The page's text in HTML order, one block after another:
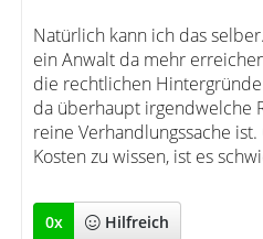
Natürlich kann ich das
ein Anwalt da mehr
die rechtlichen
da überhaupt irgendwelche
reine Verhandlungssache
Kosten zu wissen, ist es
0x Hilfreich